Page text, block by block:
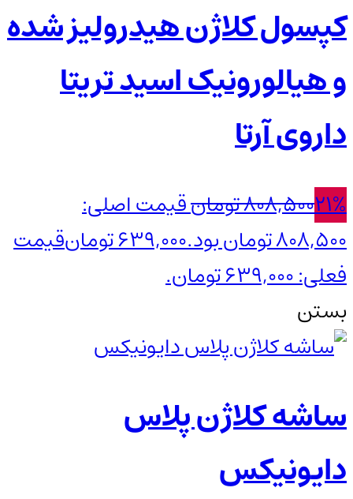
کپسول کلاژن هیدرولیز شده
و هیالورونیک اسید تریتا
داروی آرتا
21%
808,500تومانقیمت اصلی:
808,500 تومان بود.
639,000تومانقیمت
فعلی: 639,000 تومان.
بستن
ساشه کلاژن پلاس
دایونیکس